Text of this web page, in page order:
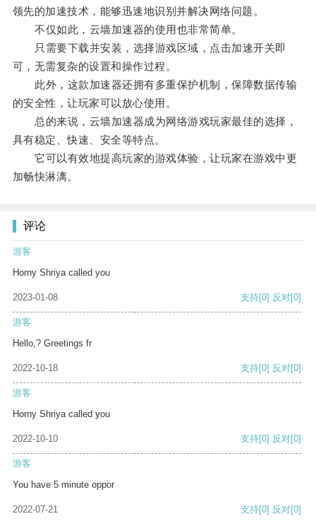
领先的加速技术，能够迅速地识别并解决网络问题。
不仅如此，云墙加速器的使用也非常简单。
只需要下载并安装，选择游戏区域，点击加速开关即
可，无需复杂的设置和操作过程。
此外，这款加速器还拥有多重保护机制，保障数据传输
的安全性，让玩家可以放心使用。
总的来说，云墙加速器成为网络游戏玩家最佳的选择，
具有稳定、快速、安全等特点。
它可以有效地提高玩家的游戏体验，让玩家在游戏中更
加畅快淋漓。
评论
游客
Horny Shriya called you
2023-01-08 支持[0] 反对[0]
游客
Hello,? Greetings fr
2022-10-18 支持[0] 反对[0]
游客
Horny Shriya called you
2022-10-10 支持[0] 反对[0]
游客
You have 5 minute oppor
2022-07-21 支持[0] 反对[0]